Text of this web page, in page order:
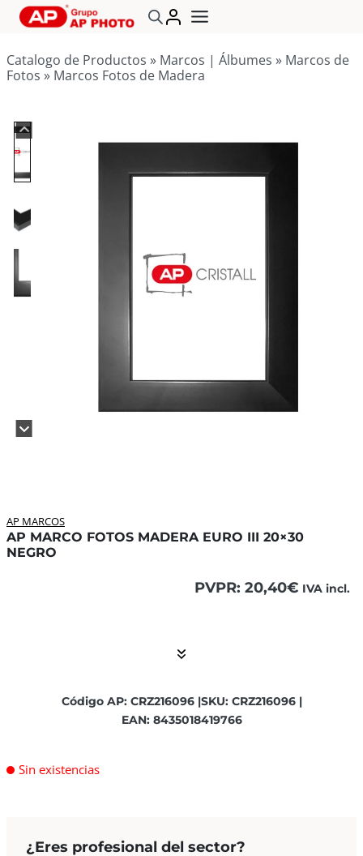
Saltar
Catalogo de Productos » Marcos | Álbumes » Marcos de
Fotos » Marcos Fotos de Madera
AP MARCOS
AP MARCO FOTOS MADERA EURO III 20×30
NEGRO
PVPR: 20,40€ IVA incl.
Código AP: CRZ216096 |SKU: CRZ216096 |
EAN: 8435018419766
Sin existencias
¿Eres profesional del sector?